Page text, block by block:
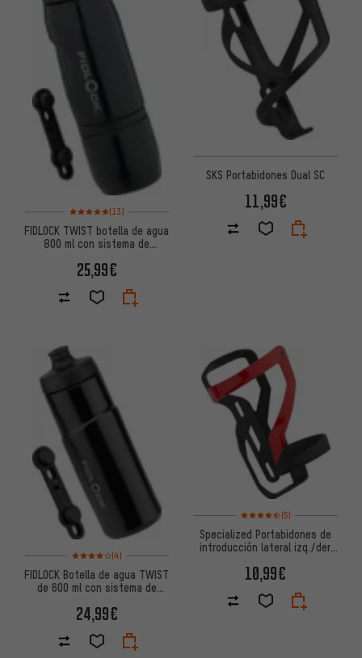
Valoración media: 5 de 5 basada en 13 reseñas
(13)
FIDLOCK TWIST botella de agua
800 ml con sistema de
base
25,99€
SKS Portabidones Dual SC
11,99€
Valoración media: 4 de 5 basada en 4 reseñas
(4)
FIDLOCK Botella de agua TWIST
de 600 ml con sistema de
24,99€
Valoración media: 4,5 de 5
(5)
Specialized Portabidones de
introducción lateral izq./der.
10,99€